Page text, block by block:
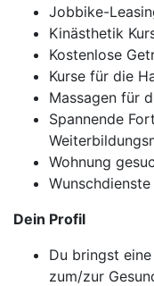
Jobbike-
Kinästhetik
Kostenlose
Kurse für die
Massagen für
Spannende
Wohnung
Dein Profil
Du bringst
zum/zur